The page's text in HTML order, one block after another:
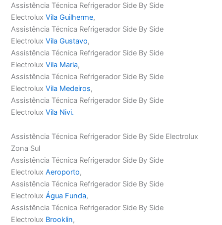
Assistência Técnica Refrigerador Side By Side
ElectroluxVila Guilherme,
Assistência Técnica Refrigerador Side By Side
ElectroluxVila Gustavo,
Assistência Técnica Refrigerador Side By Side
ElectroluxVila Maria,
Assistência Técnica Refrigerador Side By Side
ElectroluxVila Medeiros,
Assistência Técnica Refrigerador Side By Side
ElectroluxVila Nivi.
Assistência Técnica Refrigerador Side By Side Electrolux
Zona Sul
Assistência Técnica Refrigerador Side By Side
ElectroluxAeroporto,
Assistência Técnica Refrigerador Side By Side
ElectroluxÁgua Funda,
Assistência Técnica Refrigerador Side By Side
Electrolux Brooklin,